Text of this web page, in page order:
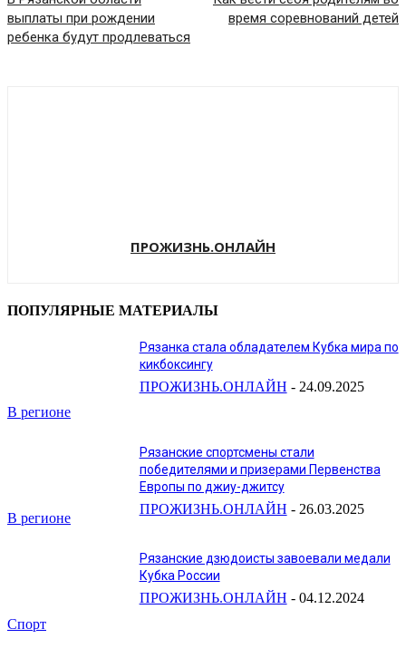
выплаты при рождении
ребенка будут продлеваться
время соревнований детей
ПРОЖИЗНЬ.ОНЛАЙН
ПОПУЛЯРНЫЕ МАТЕРИАЛЫ
В регионе
Рязанка стала обладателем Кубка мира по
кикбоксингу
ПРОЖИЗНЬ.ОНЛАЙН - 24.09.2025
В регионе
Рязанские спортсмены стали
победителями и призерами Первенства
Европы по джиу-джитсу
ПРОЖИЗНЬ.ОНЛАЙН - 26.03.2025
Спорт
Рязанские дзюдоисты завоевали медали
Кубка России
ПРОЖИЗНЬ.ОНЛАЙН - 04.12.2024